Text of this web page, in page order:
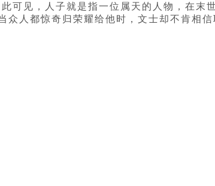
可见，人子就是指一位属天的人物，在末
人都惊奇归荣耀给他时，文士却不肯相信